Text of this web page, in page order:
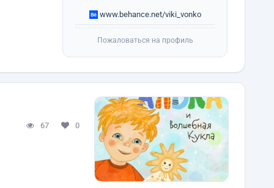
www.behance.net/viki_vonko
Пожаловаться на профиль
67 0